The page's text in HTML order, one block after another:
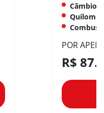
Câmbio:
POR
R$